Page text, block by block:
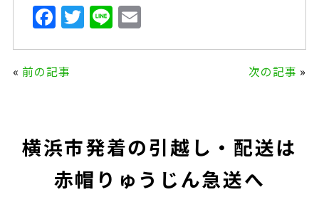
F
a
c
e
o
o
k
T
w
Li
n
E
« 前の記事 次の記事 »
横浜市発着の引越し・配送は
赤帽りゅうじん急送へ